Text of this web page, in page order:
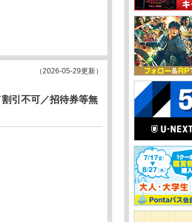
（2026-05-29更新）
引不可／招待券等無